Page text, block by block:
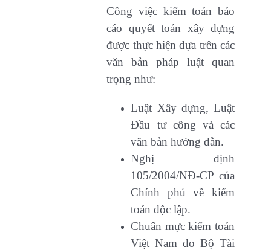
Công việc kiểm toán báo
cáo quyết toán xây dựng
được thực hiện dựa trên các
văn bản pháp luật quan
trọng như:
Luật Xây dựng, Luật
Đầu tư công và các
văn bản hướng dẫn.
Nghị định
105/2004/NĐ-CP của
Chính phủ về kiểm
toán độc lập.
Chuẩn mực kiểm toán
Việt Nam do Bộ Tài